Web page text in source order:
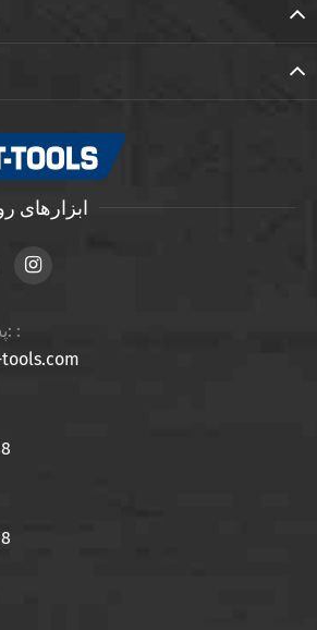
ابزارهای
پست الکترونیکی: :